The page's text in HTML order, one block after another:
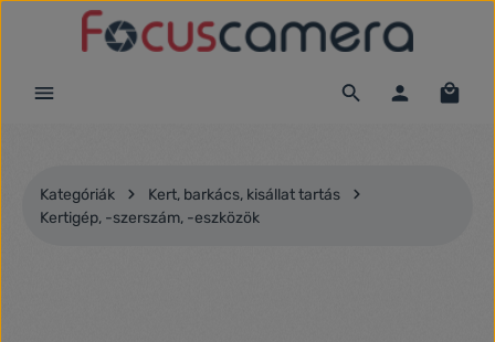
Ugrás a fő tartalomra
Kategóriák
Kert, barkács, kisállat tartás
Kertigép, -szerszám, -eszközök